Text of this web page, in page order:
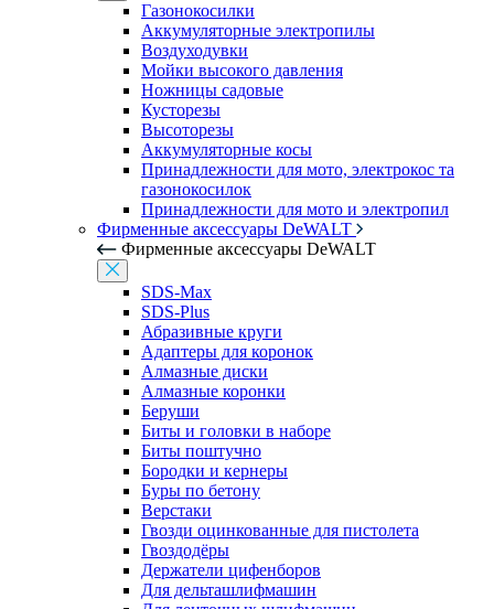
Газонокосилки
Аккумуляторные электропилы
Воздуходувки
Мойки высокого давления
Ножницы садовые
Кусторезы
Высоторезы
Аккумуляторные косы
Принадлежности для мото, электрокос та
газонокосилок
Принадлежности для мото и электропил
Фирменные аксессуары DeWALT
Фирменные аксессуары DeWALT
SDS-Max
SDS-Plus
Абразивные круги
Адаптеры для коронок
Алмазные диски
Алмазные коронки
Беруши
Биты и головки в наборе
Биты поштучно
Бородки и кернеры
Буры по бетону
Верстаки
Гвозди оцинкованные для пистолета
Гвоздодёры
Держатели цифенборов
Для дельташлифмашин